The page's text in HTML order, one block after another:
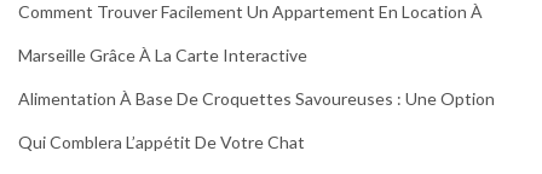
Comment Trouver Facilement Un Appartement En Location À
Marseille Grâce À La Carte Interactive
Alimentation À Base De Croquettes Savoureuses : Une Option
Qui Comblera L’appétit De Votre Chat